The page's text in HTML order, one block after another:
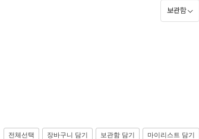
보관함
전체선택 장바구니 담기 보관함 담기 마이리스트 담기